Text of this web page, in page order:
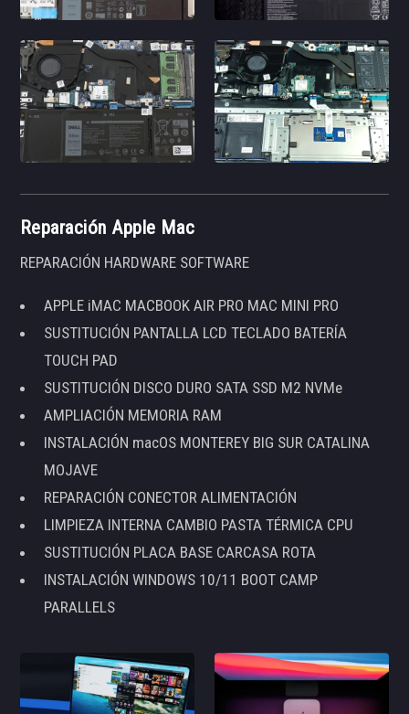
Reparación Apple Mac
REPARACIÓN HARDWARE SOFTWARE
APPLE iMAC MACBOOK AIR PRO MAC MINI PRO
SUSTITUCIÓN PANTALLA LCD TECLADO BATERÍA
TOUCH PAD
SUSTITUCIÓN DISCO DURO SATA SSD M2 NVMe
AMPLIACIÓN MEMORIA RAM
INSTALACIÓN macOS MONTEREY BIG SUR CATALINA
MOJAVE
REPARACIÓN CONECTOR ALIMENTACIÓN
LIMPIEZA INTERNA CAMBIO PASTA TÉRMICA CPU
SUSTITUCIÓN PLACA BASE CARCASA ROTA
INSTALACIÓN WINDOWS 10/11 BOOT CAMP
PARALLELS